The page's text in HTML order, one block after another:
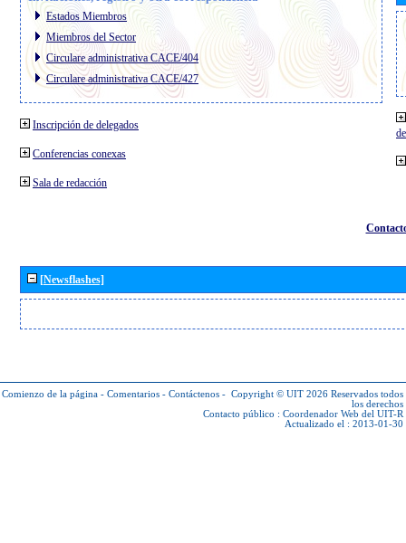
Estados Miembros
Miembros del Sector
Circulare administrativa CACE/404
Circulare administrativa CACE/427
Inscripción de delegados
Conferencias conexas
Sala de redacción
[Newsflashes]
Comienzo de la página - Comentarios - Contáctenos - Copyright © UIT 2026 Reservados todos
los derechos
Contacto público : Coordenador Web del UIT-R
Actualizado el : 2013-01-30